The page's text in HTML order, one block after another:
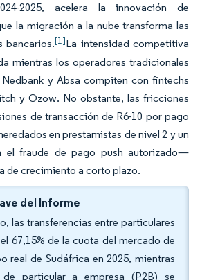
2025, acelera la innovación de
la migración a la nube transforma las
bancarios.[1]La intensidad competitiva
mientras los operadores tradicionales
y Absa compiten con fintechs
y Ozow. No obstante, las fricciones
de transacción de R6-10 por pago
en prestamistas de nivel 2 y un
el fraude de pago push autorizado—
de crecimiento a corto plazo.
del Informe
las transferencias entre particulares
67,15% de la cuota del mercado de
real de Sudáfrica en 2025, mientras
particular a empresa (P2B) se